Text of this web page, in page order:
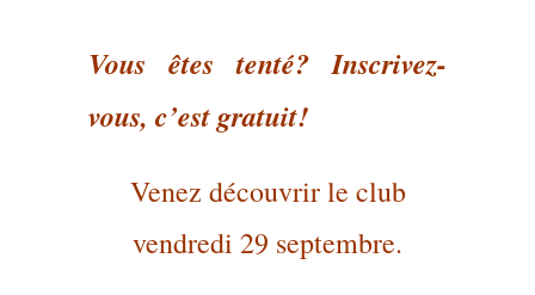
Vous êtes tenté? Inscrivez-
vous, c’est gratuit!
Venez découvrir le club
vendredi 29 septembre.